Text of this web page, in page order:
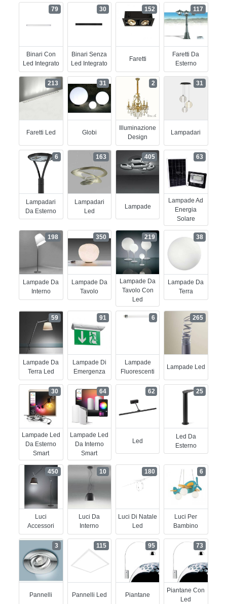
Binari Con
Led Integrato
79
Binari Senza
Led Integrato
30
Faretti
152
Faretti Da
Esterno
117
Faretti Led
213
Globi
31
Illuminazione
Design
2
Lampadari
31
Lampadari
Da Esterno
6
Lampadari
Led
163
Lampade
405
Lampade Ad
Energia
Solare
63
Lampade Da
Interno
198
Lampade Da
Tavolo
350
Lampade Da
Tavolo Con
Led
219
Lampade Da
Terra
38
Lampade Da
Terra Led
59
Lampade Di
Emergenza
91
Lampade
Fluorescenti
6
Lampade Led
265
Lampade Led
Da Esterno
Smart
30
Lampade Led
Da Interno
Smart
64
Led
62
Led Da
Esterno
25
Luci
Accessori
450
Luci Da
Interno
10
Luci Di Natale
Led
180
Luci Per
Bambino
6
Pannelli
3
Pannelli Led
115
Piantane
95
Piantane Con
Led
73